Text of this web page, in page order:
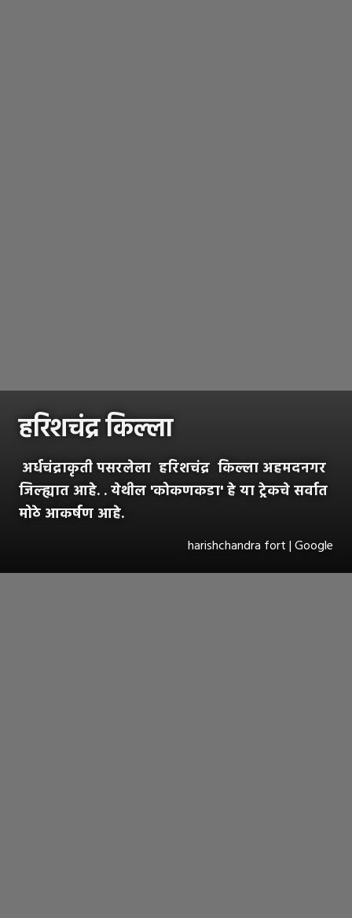
हरिशचंद्र किल्ला
अर्धचंद्राकृती पसरलेला हरिशचंद्र किल्ला अहमदनगर
जिल्ह्यात आहे. . येथील 'कोकणकडा' हे या ट्रेकचे सर्वात
मोठे आकर्षण आहे.
harishchandra fort | Google